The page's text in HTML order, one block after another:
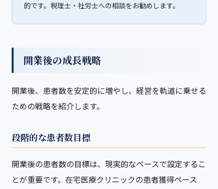
的です。税理士・社労士への相談をお勧めします。
開業後の成長戦略
開業後、患者数を安定的に増やし、経営を軌道に乗せる
ための戦略を紹介します。
段階的な患者数目標
開業後の患者数の目標は、現実的なペースで設定するこ
とが重要です。在宅医療クリニックの患者獲得ペース